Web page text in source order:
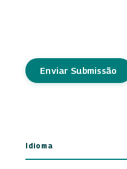
Enviar Submissão
Idioma